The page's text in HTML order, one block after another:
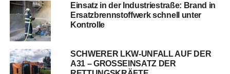
Ein­satz in der Indus­trie­stra­ße: Brand in
Ersatz­brenn­stoff­werk schnell unter
Kontrolle
SCHWERER LKW-UNFALL AUF DER
A31 – GROSSEINSATZ DER